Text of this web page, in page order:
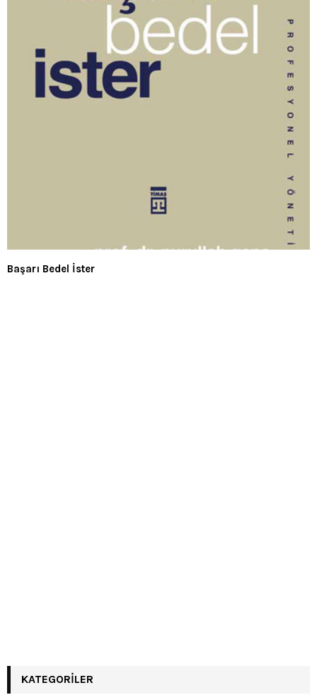
Başarı Bedel İster
KATEGORILER